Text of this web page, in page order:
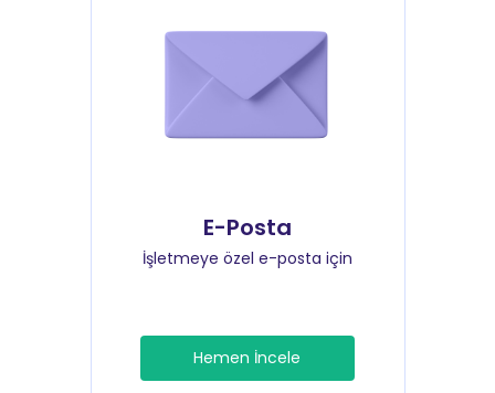
E-Posta
İşletmeye özel e-posta için
Hemen İncele